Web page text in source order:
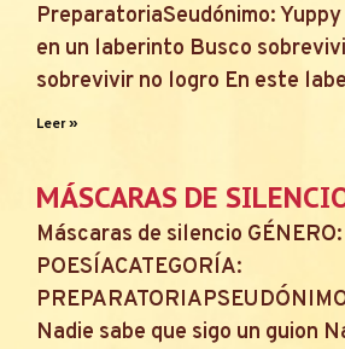
PreparatoriaSeudónimo:
en un laberinto Busco
sobrevivir no logro En este
Leer »
MÁSCARAS DE
Máscaras de silencio GÉNERO:
POESÍACATEGORÍA:
Nadie sabe que sigo un guion